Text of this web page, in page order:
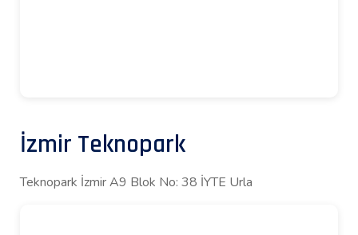
İzmir Teknopark
Teknopark İzmir A9 Blok No: 38 İYTE Urla